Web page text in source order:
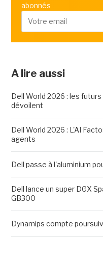
abonnés
A lire aussi
Dell World 2026 : les
dévoilent
Dell World 2026 : L'AI
agents
Dell passe à l'aluminium
Dell lance un super DGX
GB300
Dynamips compte